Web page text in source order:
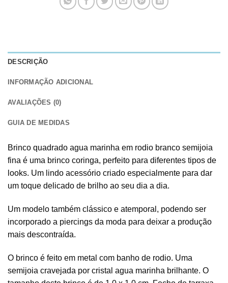
DESCRIÇÃO
INFORMAÇÃO ADICIONAL
AVALIAÇÕES (0)
GUIA DE MEDIDAS
Brinco quadrado agua marinha em rodio branco semijoia
fina é uma brinco coringa, perfeito para diferentes tipos de
looks. Um lindo acessório criado especialmente para dar
um toque delicado de brilho ao seu dia a dia.
Um modelo também clássico e atemporal, podendo ser
incorporado a piercings da moda para deixar a produção
mais descontraída.
O brinco é feito em metal com banho de rodio. Uma
semijoia cravejada por cristal agua marinha brilhante. O